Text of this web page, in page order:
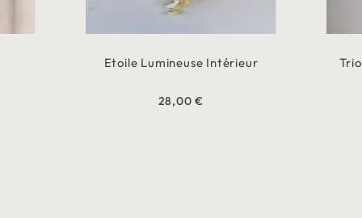
Etoile Lumineuse Intérieur
28,00 €